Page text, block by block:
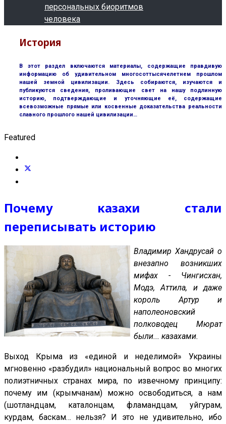
персональных биоритмов
человека
История
В этот раздел включаются материалы, содержащие правдивую
информацию об удивительном многосоттысячелетнем прошлом
нашей земной цивилизации. Здесь собираются, изучаются и
публикуются сведения, проливающие свет на нашу подлинную
историю, подтверждающие и уточняющие её, содержащие
всевозможные прямые или косвенные доказательства реальности
славного прошлого нашей цивилизации…
Featured
Почему казахи стали
переписывать историю
Владимир Хандрусай о
внезапно возникших
мифах - Чингисхан,
Модэ, Аттила, и даже
король Артур и
наполеоновский
полководец Мюрат
были... казахами.
Выход Крыма из «единой и неделимой» Украины
мгновенно «разбудил» национальный вопрос во многих
полиэтничных странах мира, по извечному принципу:
почему им (крымчанам) можно освободиться, а нам
(шотландцам, каталонцам, фламандцам, уйгурам,
курдам, баскам… нельзя? И это не удивительно, ибо